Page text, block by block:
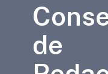
de